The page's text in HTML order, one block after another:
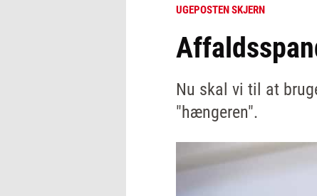
UGEPOSTEN SKJERN
Nu skal vi til at
"hængeren".